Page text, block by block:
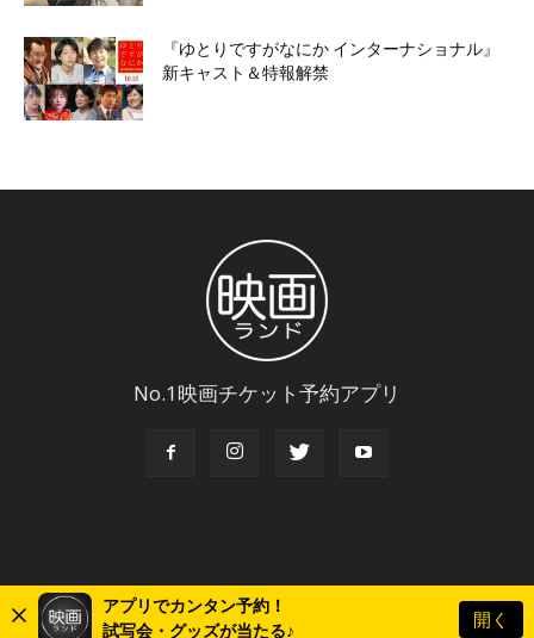
アプリでカンタン予約！
試写会・グッズが当たる♪
開く
『ゆとりですがなにか インターナショナル』
新キャスト＆特報解禁
No.1映画チケット予約アプリ
© Copyright 2018 Eigaland, inc. All Rights Reserved.